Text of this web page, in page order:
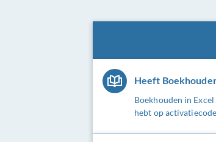
Heeft
Boekhouden in
hebt op